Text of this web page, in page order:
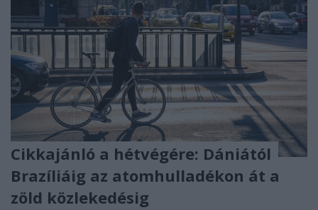
Cikkajánló a hétvégére: Dániától
Brazíliáig az atomhulladékon át a
zöld közlekedésig